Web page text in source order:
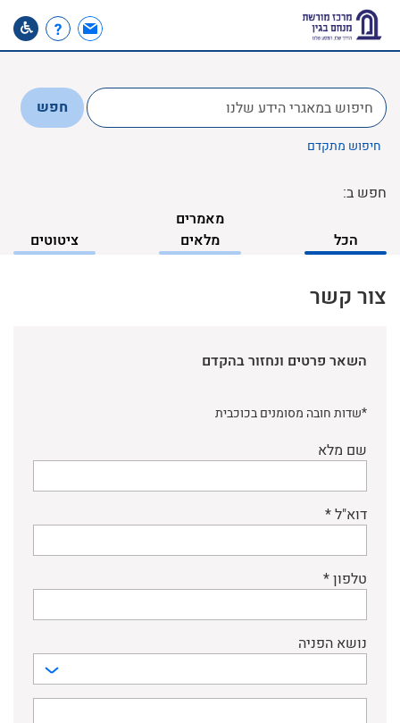
לחפש
ב:
חפש
חיפוש מתקדם
חפש ב:
הכל
מאמרים
מלאים
ציטוטים
צור קשר
השאר פרטים ונחזור בהקדם
*שדות חובה מסומנים בכוכבית
שם מלא
דוא"ל *
טלפון *
נושא הפניה